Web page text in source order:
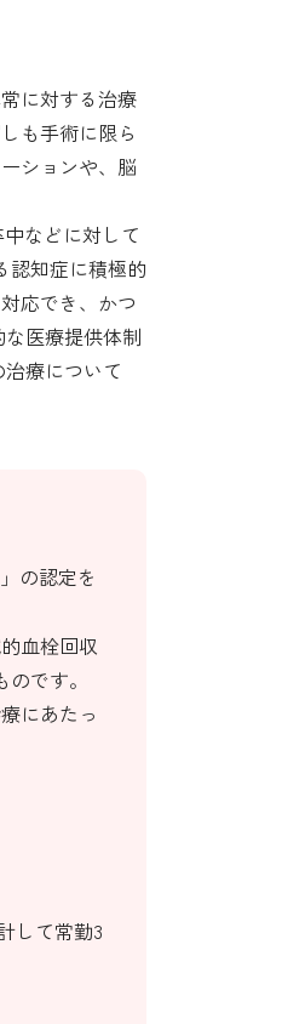
に対する治療
も手術に限ら
ションや、脳
などに対して
認知症に積極的
応でき、かつ
医療提供体制
療について
」の認定を
血栓回収
です。
にあたっ
して常勤3